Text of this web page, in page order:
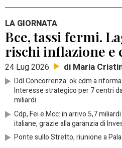
LA GIORNATA
Bce, tassi fermi.
rischi inflazione e
24 Lug 2026 di Maria
Ddl Concorrenza: ok cdm a
Interesse strategico per 7 centri
miliardi
Cdp, Fei e Mcc: in arrivo 5,7
italiane, grazie alla garanzia di
Ponte sullo Stretto, riunione a